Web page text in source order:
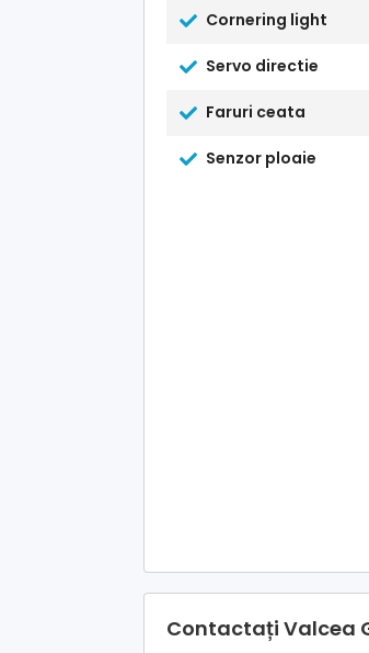
Cornering light
Servo directie
Faruri ceata
Senzor ploaie
Contactați Valcea